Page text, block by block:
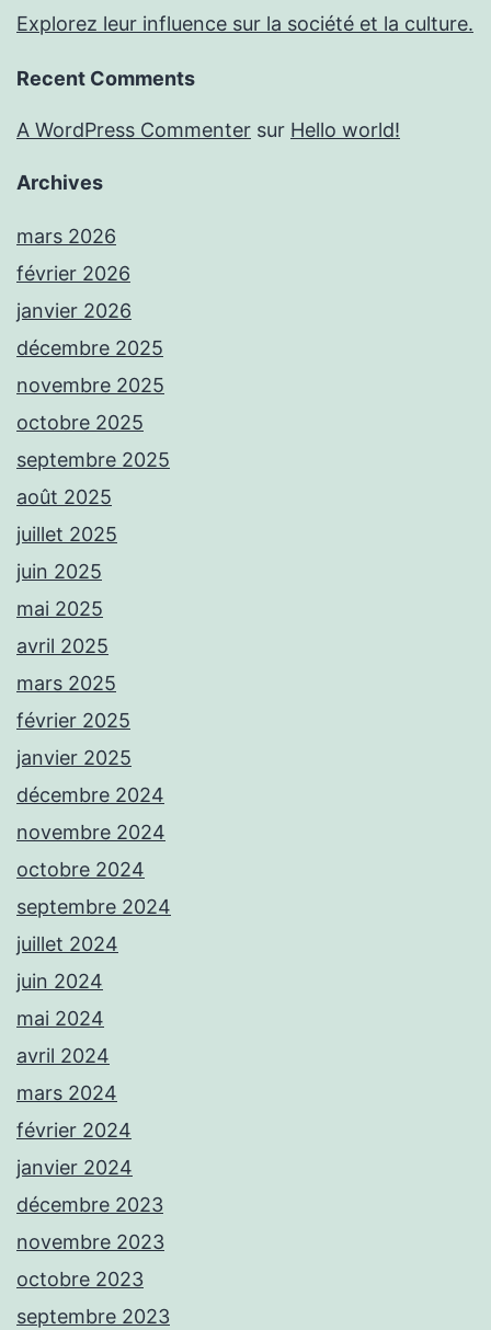
Explorez leur influence sur la société et la culture.
Recent Comments
A WordPress Commenter sur Hello world!
Archives
mars 2026
février 2026
janvier 2026
décembre 2025
novembre 2025
octobre 2025
septembre 2025
août 2025
juillet 2025
juin 2025
mai 2025
avril 2025
mars 2025
février 2025
janvier 2025
décembre 2024
novembre 2024
octobre 2024
septembre 2024
juillet 2024
juin 2024
mai 2024
avril 2024
mars 2024
février 2024
janvier 2024
décembre 2023
novembre 2023
octobre 2023
septembre 2023